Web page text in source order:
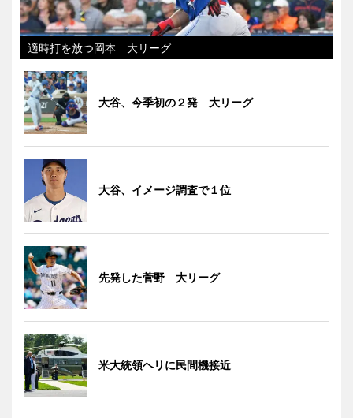
適時打を放つ岡本 大リーグ
大谷、今季初の２発 大リーグ
大谷、イメージ調査で１位
先発した菅野 大リーグ
米大統領ヘリに民間機接近